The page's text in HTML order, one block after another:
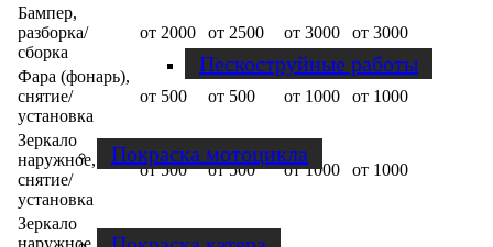
Пескоструйные работы
Покраска мотоцикла
Бампер,
разборка/
сборка
от 2000 от 2500 от 3000 от 3000
Фара (фонарь),
снятие/
установка
от 500 от 500 от 1000 от 1000
Зеркало
наружное,
снятие/
установка
от 500 от 500 от 1000 от 1000
Зеркало
наружное,